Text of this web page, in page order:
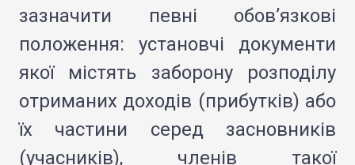
зазначити певні обов’язкові
положення: установчі документи
якої містять заборону розподілу
отриманих доходів (прибутків) або
їх частини серед засновників
(учасників), членів такої